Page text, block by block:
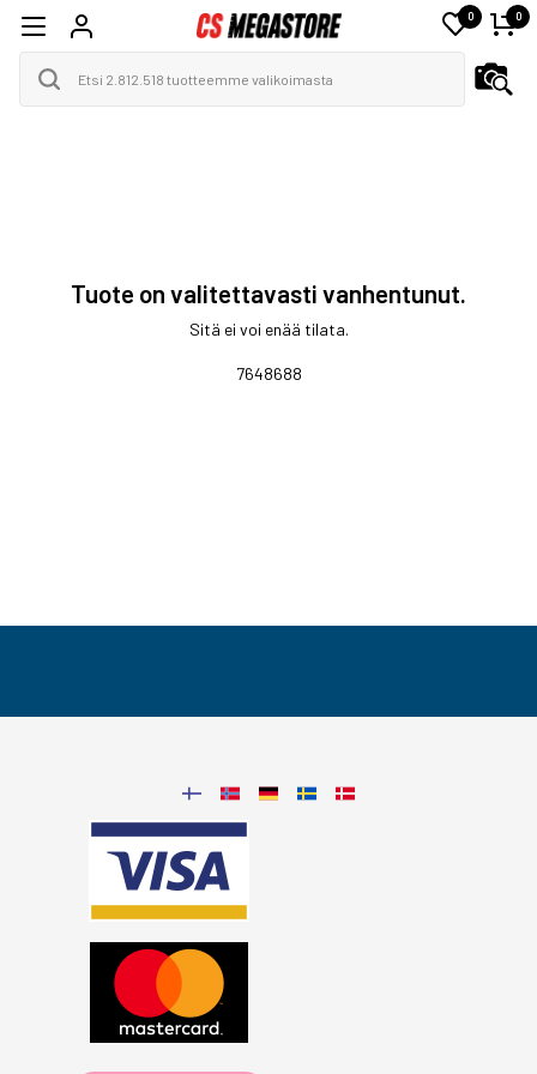
0 0
Tuote on valitettavasti vanhentunut.
Sitä ei voi enää tilata.
7648688